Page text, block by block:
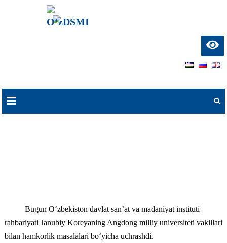
Skip
to
content
Bugun O‘zbekiston davlat san’at va madaniyat instituti
rahbariyati Janubiy Koreyaning Angdong milliy universiteti vakillari
bilan hamkorlik masalalari bo‘yicha uchrashdi.